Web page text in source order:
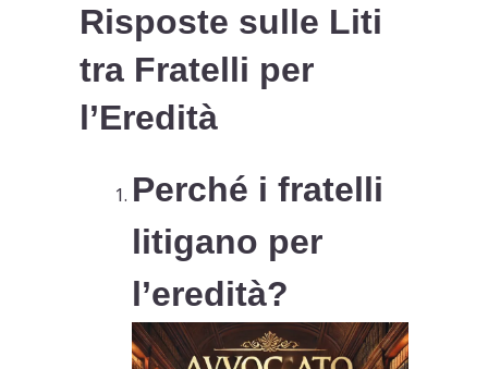
Risposte sulle Liti
tra Fratelli per
l’Eredità
Perché i fratelli
litigano per
l’eredità?